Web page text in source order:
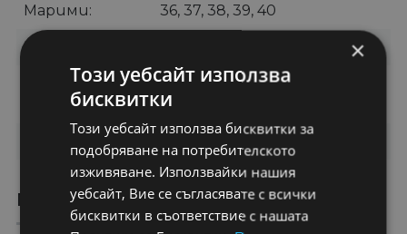
Марими 36, 37, 38, 39, 40
Цвят
Категории Дамски боти,Ежедневни
боти
CAROLIE
ПРЕПОРЪЧАНИ ПРОДУКТИ
×
Този уебсайт използва
бисквитки
Този уебсайт използва бисквитки за
подобряване на потребителското
изживяване. Използвайки нашия
уебсайт, Вие се съгласявате с всички
бисквитки в съответствие с нашата